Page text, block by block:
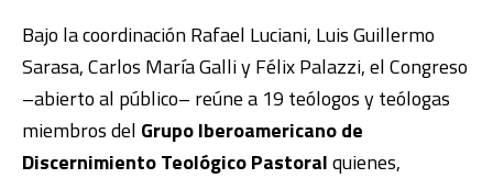
Bajo la coordinación Rafael Luciani, Luis Guillermo
Sarasa, Carlos María Galli y Félix Palazzi, el Congreso
–abierto al público– reúne a 19 teólogos y teólogas
miembros del Grupo Iberoamericano de
Discernimiento Teológico Pastoralquienes,